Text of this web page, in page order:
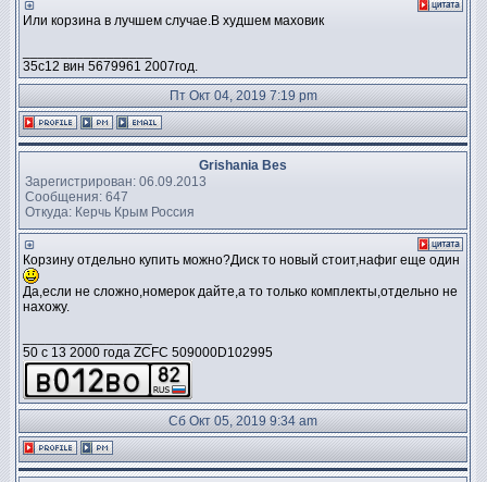
Или корзина в лучшем случае.В худшем маховик
35с12 вин 5679961 2007год.
Пт Окт 04, 2019 7:19 pm
Grishania Bes
Зарегистрирован: 06.09.2013
Сообщения: 647
Откуда: Керчь Крым Россия
Корзину отдельно купить можно?Диск то новый стоит,нафиг еще один
Да,если не сложно,номерок дайте,а то только комплекты,отдельно не
нахожу.
50 c 13 2000 года ZCFC 509000D102995
Сб Окт 05, 2019 9:34 am